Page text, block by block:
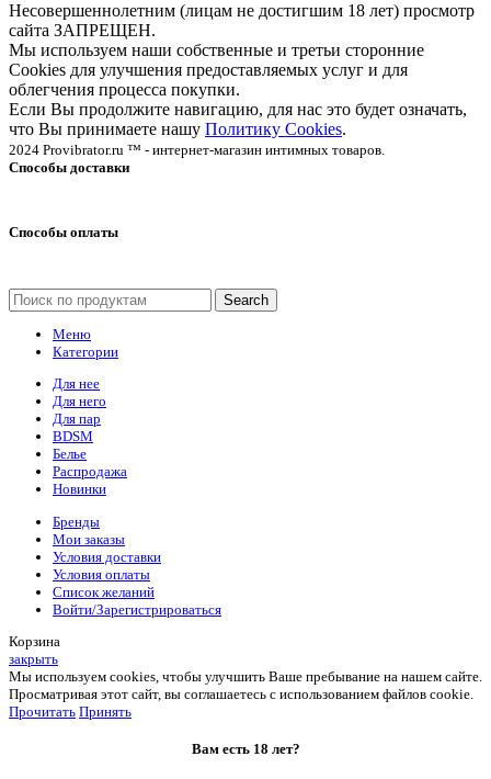
Несовершеннолетним (лицам не достигшим 18 лет) просмотр
сайта ЗАПРЕЩЕН.
Мы используем наши собственные и третьи сторонние
Cookies для улучшения предоставляемых услуг и для
облегчения процесса покупки.
Если Вы продолжите навигацию, для нас это будет означать,
что Вы принимаете нашу Политику Cookies.
2024 Provibrator.ru ™ - интернет-магазин интимных товаров.
Способы доставки
Способы оплаты
Search
Меню
Категории
Для нее
Для него
Для пар
BDSM
Белье
Распродажа
Новинки
Бренды
Мои заказы
Условия доставки
Условия оплаты
Список желаний
Войти/Зарегистрироваться
Корзина
закрыть
Мы используем cookies, чтобы улучшить Ваше пребывание на нашем сайте.
Просматривая этот сайт, вы соглашаетесь с использованием файлов cookie.
Прочитать Принять
Вам есть 18 лет?